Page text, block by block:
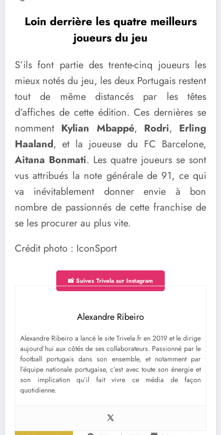
Loin derrière les quatre meilleurs
joueurs du jeu
S’ils font partie des trente-cinq joueurs les
mieux notés du jeu, les deux Portugais restent
tout de même distancés par les têtes
d’affiches de cette édition. Ces dernières se
nomment Kylian Mbappé, Rodri, Erling
Haaland, et la joueuse du FC Barcelone,
Aitana Bonmati. Les quatre joueurs se sont
vus attribués la note générale de 91, ce qui
va inévitablement donner envie à bon
nombre de passionnés de cette franchise de
se les procurer au plus vite.
Crédit photo : IconSport
📸 Suivez Trivela sur Instagram
Alexandre Ribeiro
Alexandre Ribeiro a lancé le site Trivela.fr en 2019 et le dirige
aujourd’hui aux côtés de ses collaborateurs. Passionné par le
football portugais dans son ensemble, et notamment par
l’équipe nationale portugaise, c’est avec toute son énergie et
son implication qu’il fait vivre ce média de façon
quotidienne.